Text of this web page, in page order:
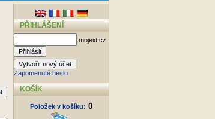
PŘIHLÁŠENÍ
.mojeid.cz
Zapomenuté heslo
KOŠÍK
Položek v košíku: 0